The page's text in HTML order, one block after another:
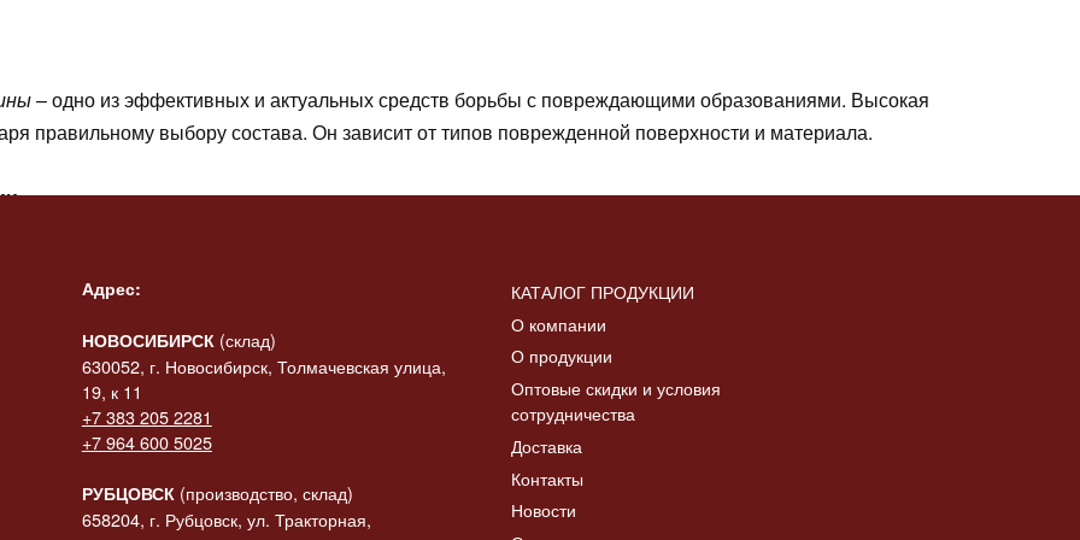
– одно из эффективных и актуальных средств борьбы с повреждающими образованиями. Высокая
правильному выбору состава. Он зависит от типов поврежденной поверхности и материала.
с поверхности изделий.
всего изделия. Коэффициент теплового расширения металла и окислов различны, поэтому
ржавчины. Охлаждая чугунное изделие в потоке воздуха, добиваются разрушения окисляющих
изделия.
Адрес:
НОВОСИБИРСК (склад)
630052, г. Новосибирск, Толмачевская улица,
19, к 11
+7 383 205 2281
+7 964 600 5025
РУБЦОВСК (производство, склад)
658204, г. Рубцовск, ул. Тракторная,
КАТАЛОГ ПРОДУКЦИИ
О компании
О продукции
Оптовые скидки и условия
сотрудничества
Доставка
Контакты
Новости